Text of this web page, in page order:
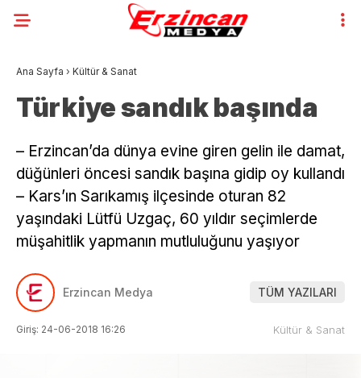
Ana Sayfa › Kültür & Sanat
Türkiye sandık başında
– Erzincan’da dünya evine giren gelin ile damat,
düğünleri öncesi sandık başına gidip oy kullandı
– Kars’ın Sarıkamış ilçesinde oturan 82
yaşındaki Lütfü Uzgaç, 60 yıldır seçimlerde
müşahitlik yapmanın mutluluğunu yaşıyor
Erzincan Medya TÜM YAZILARI
Giriş: 24-06-2018 16:26 Kültür & Sanat